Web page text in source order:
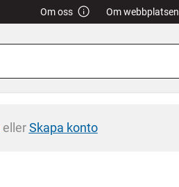
Om oss Om webbplatsen
ellerSkapa konto